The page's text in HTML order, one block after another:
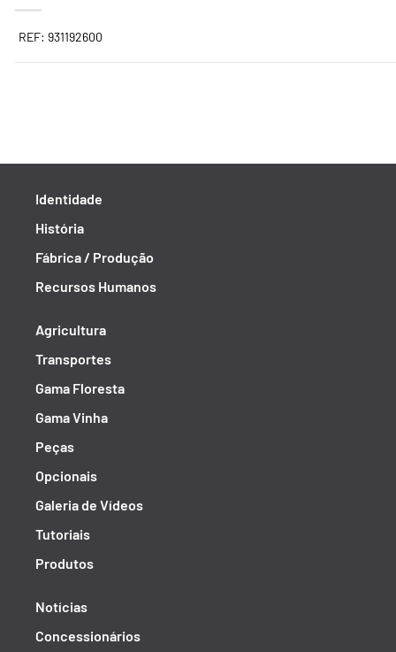
REF: 931192600
Identidade
História
Fábrica / Produção
Recursos Humanos
Agricultura
Transportes
Gama Floresta
Gama Vinha
Peças
Opcionais
Galeria de Vídeos
Tutoriais
Produtos
Notícias
Concessionários